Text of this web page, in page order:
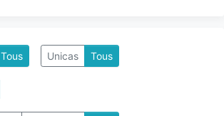
Tous Unicas Tous